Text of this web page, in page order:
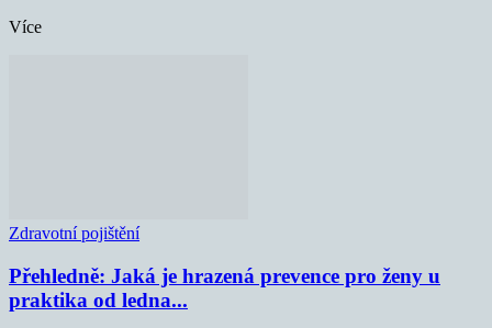
Více
Zdravotní pojištění
Přehledně: Jaká je hrazená prevence pro ženy u
praktika od ledna...